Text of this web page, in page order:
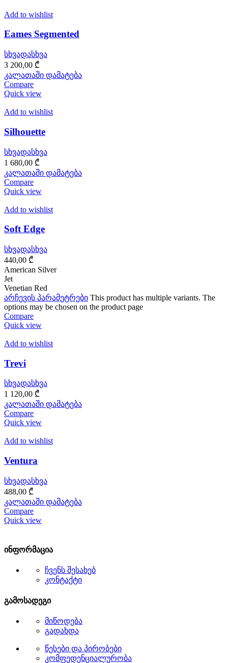
Add to wishlist
Eames Segmented
სხვადასხვა
3 200,00 ₾
კალათაში დამატება
Compare
Quick view
Add to wishlist
Silhouette
სხვადასხვა
1 680,00 ₾
კალათაში დამატება
Compare
Quick view
Add to wishlist
Soft Edge
სხვადასხვა
440,00 ₾
American Silver
Jet
Venetian Red
არჩევის პარამეტრები This product has multiple variants. The
options may be chosen on the product page
Compare
Quick view
Add to wishlist
Trevi
სხვადასხვა
1 120,00 ₾
კალათაში დამატება
Compare
Quick view
Add to wishlist
Ventura
სხვადასხვა
488,00 ₾
კალათაში დამატება
Compare
Quick view
ინფორმაცია
ჩვენს შესახებ
კონტაქტი
გამოსადეგი
მიწოდება
გადახდა
წესები და პირობები
კომფედენციალურობა